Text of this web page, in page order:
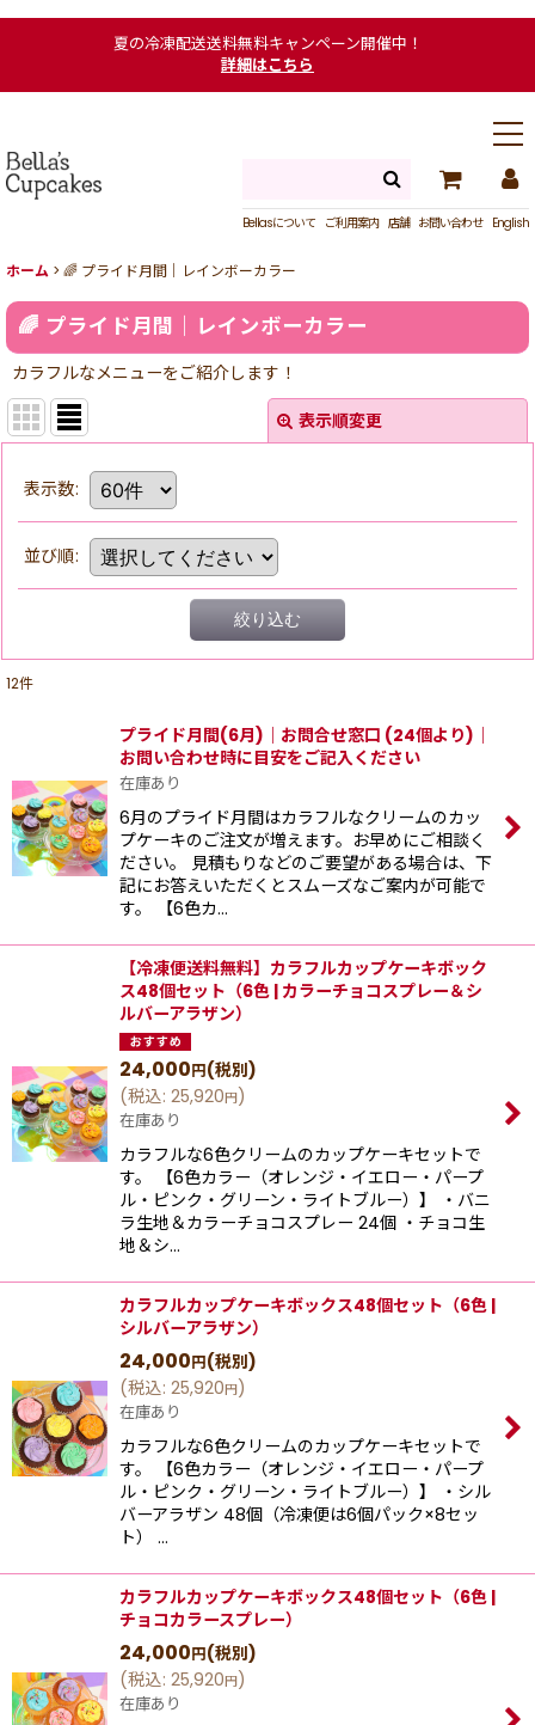
夏の冷凍配送送料無料キャンペーン開催中！
詳細はこちら
Bellasについて ご利用案内 店舗 お問い合わせ English
ホーム > 🌈 プライド月間｜レインボーカラー
🌈 プライド月間｜レインボーカラー
カラフルなメニューをご紹介します！
表示順変更
表示数:
並び順:
絞り込む
12件
プライド月間(6月)｜お問合せ窓口 (24個より)｜
お問い合わせ時に目安をご記入ください
在庫あり
6月のプライド月間はカラフルなクリームのカッ
プケーキのご注文が増えます。お早めにご相談く
ださい。 見積もりなどのご要望がある場合は、下
記にお答えいただくとスムーズなご案内が可能で
す。 【6色カ…
【冷凍便送料無料】カラフルカップケーキボック
ス48個セット（6色 | カラーチョコスプレー＆シ
ルバーアラザン）
24,000円(税別)
(税込: 25,920円)
在庫あり
カラフルな6色クリームのカップケーキセットで
す。 【6色カラー（オレンジ・イエロー・パープ
ル・ピンク・グリーン・ライトブルー）】 ・バニ
ラ生地＆カラーチョコスプレー 24個 ・チョコ生
地＆シ…
カラフルカップケーキボックス48個セット（6色 |
シルバーアラザン）
24,000円(税別)
(税込: 25,920円)
在庫あり
カラフルな6色クリームのカップケーキセットで
す。 【6色カラー（オレンジ・イエロー・パープ
ル・ピンク・グリーン・ライトブルー）】 ・シル
バーアラザン 48個（冷凍便は6個パック×8セッ
ト） …
カラフルカップケーキボックス48個セット（6色 |
チョコカラースプレー）
24,000円(税別)
(税込: 25,920円)
在庫あり